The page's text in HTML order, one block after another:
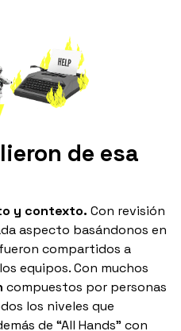
de esa
y contexto. Con revisión
aspecto basándonos en
compartidos a
equipos. Con muchos
compuestos por personas
los niveles que
de “All Hands” con